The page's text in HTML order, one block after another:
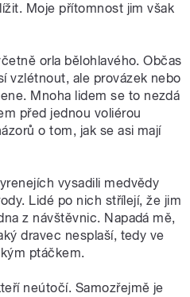
Moje přítomnost jim však
orla bělohlavého. Občas
vzlétnout, ale provázek nebo
Mnoha lidem se to nezdá
před jednou voliérou
o tom, jak se asi mají
vysadili medvědy
Lidé po nich střílejí, že jim
z návštěvnic. Napadá mě,
dravec nesplaší, tedy ve
ptáčkem.
neútočí. Samozřejmě je